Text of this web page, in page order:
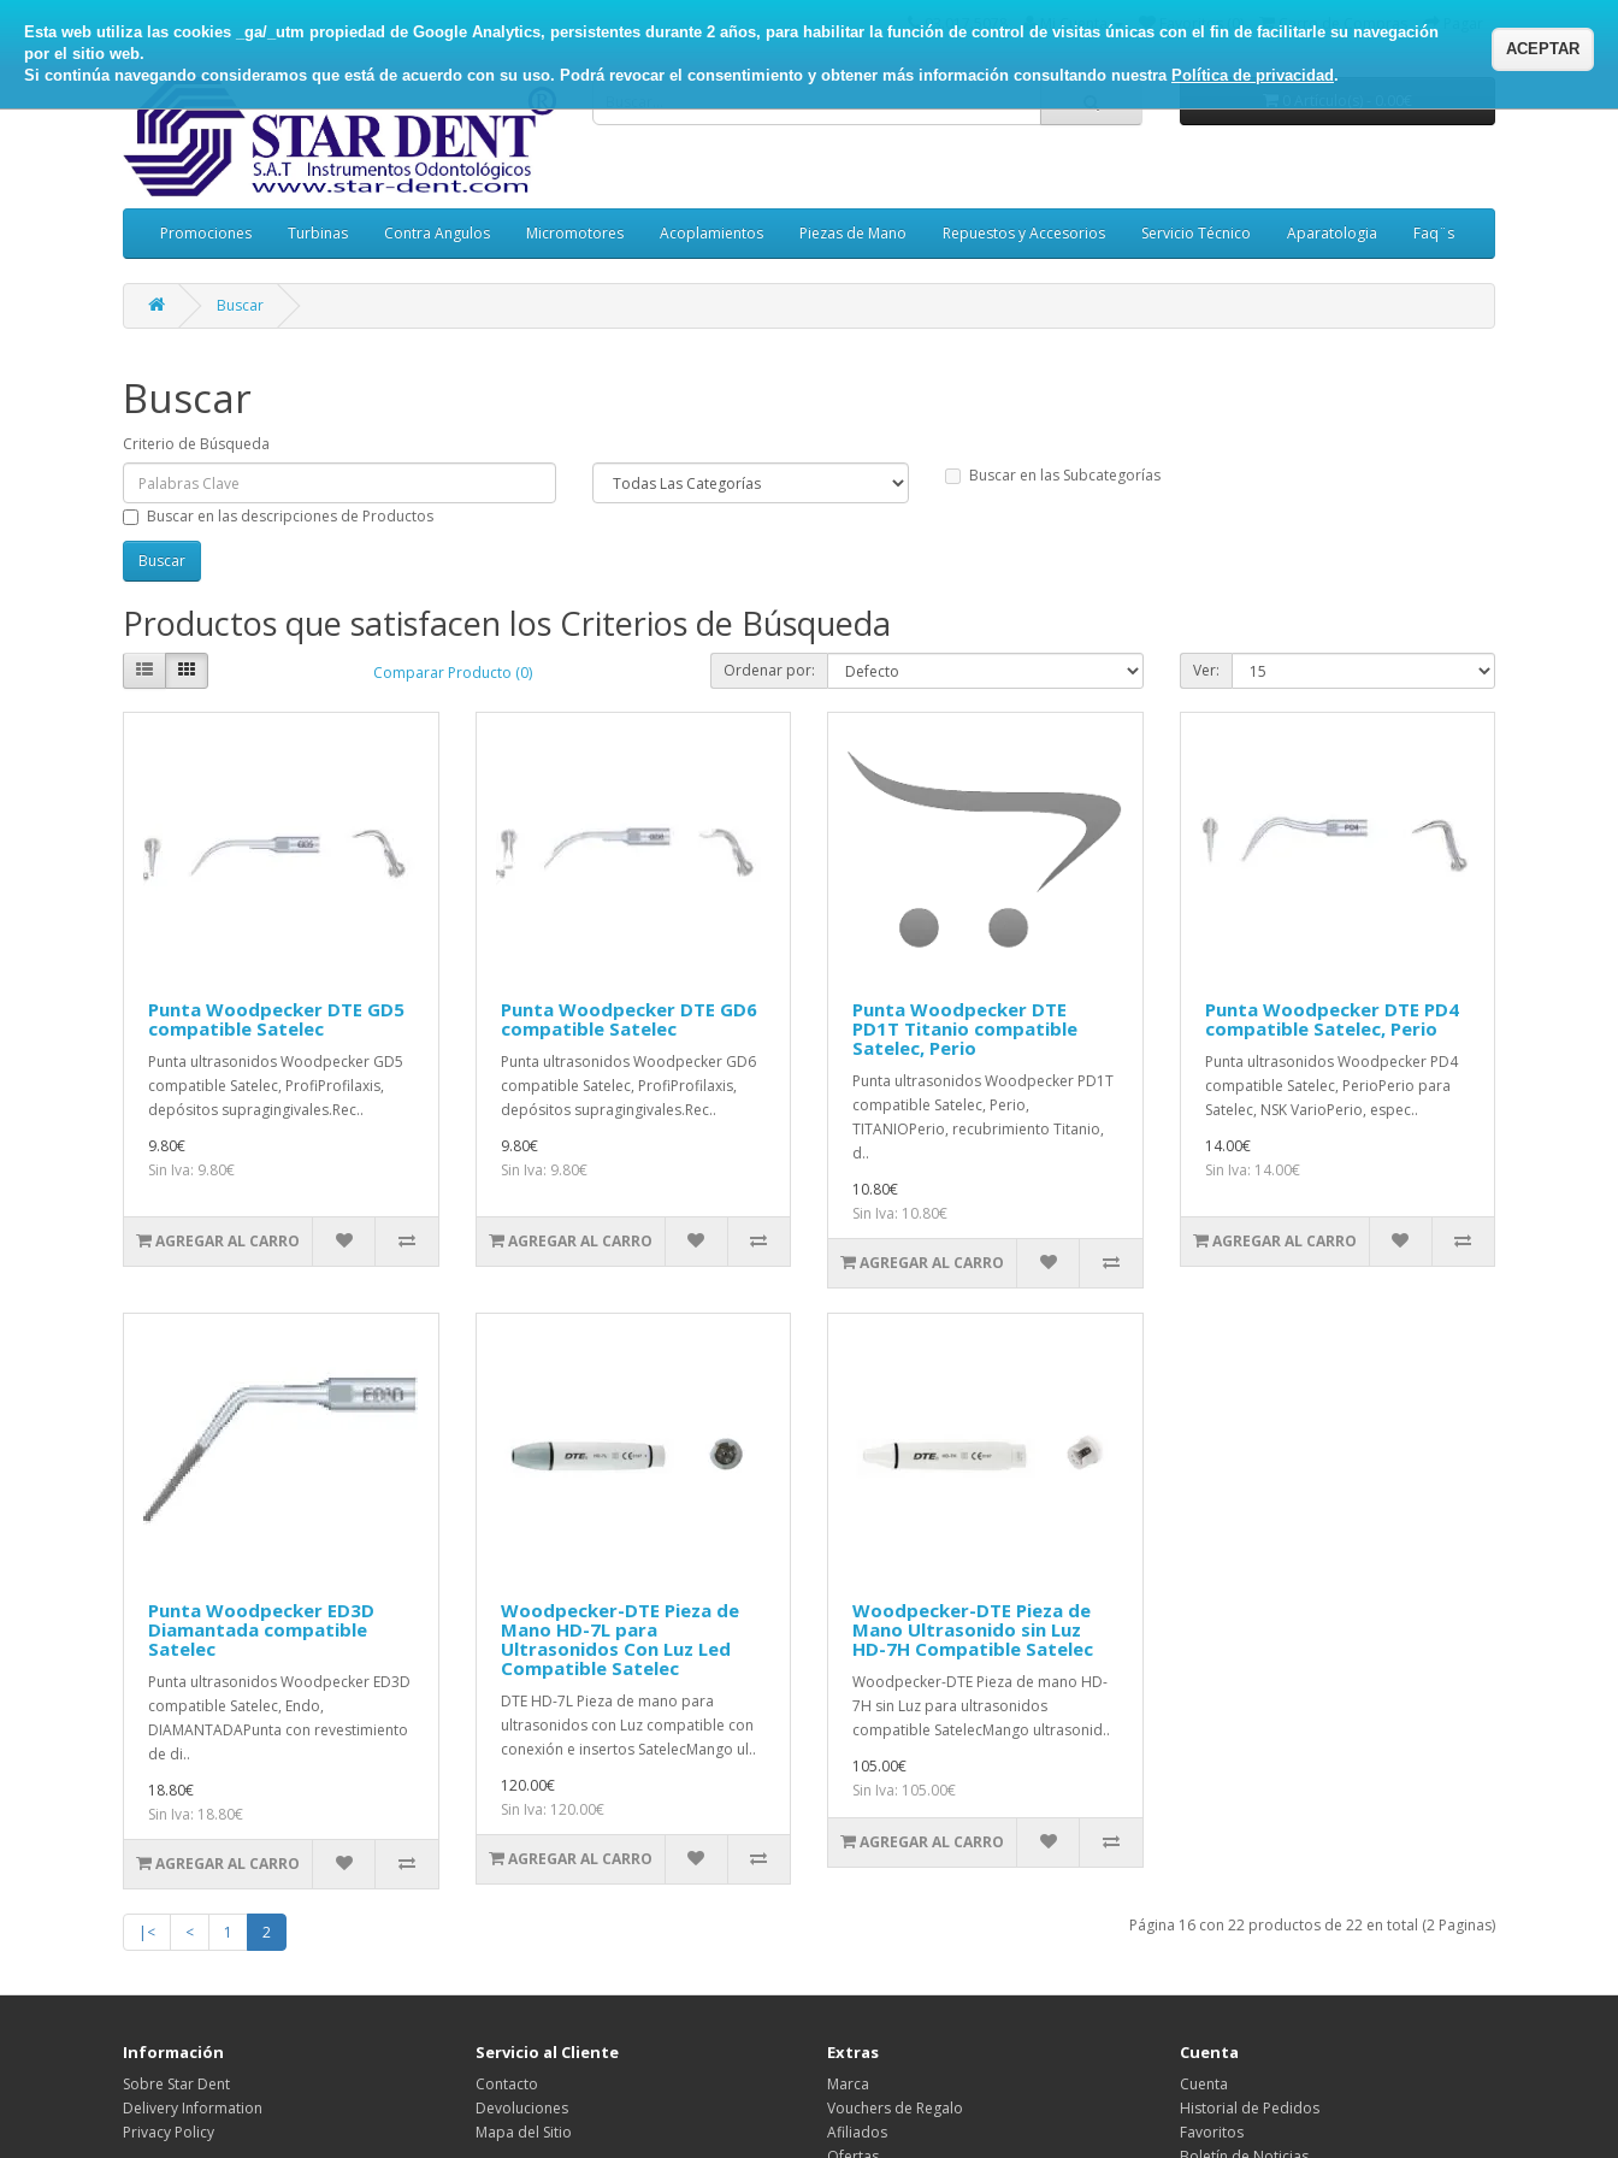
Esta web utiliza las cookies _ga/_utm propiedad de Google Analytics, persistentes durante 2 años, para habilitar la función de control de visitas únicas con el fin de facilitarle su navegación
por el sitio web.
Si continúa navegando consideramos que está de acuerdo con su uso. Podrá revocar el consentimiento y obtener más información consultando nuestra Política de privacidad.
ACEPTAR
93.017.5078 Mi Cuenta Favoritos (0) Carro de Compras
Promociones Turbinas Contra Angulos Micromotores Acoplamientos Piezas de Mano Repuestos y Accesorios Servicio Técnico Aparatologia Faq¨s
Buscar
Buscar
Criterio de Búsqueda
Buscar en las Subcategorías
Buscar en las descripciones de Productos
Productos que satisfacen los Criterios de Búsqueda
Comparar Producto (0) Ordenar por: Ver:
Punta Woodpecker DTE GD5
compatible Satelec
Punta ultrasonidos Woodpecker GD5
compatible Satelec, ProfiProfilaxis,
depósitos supragingivales.Rec..
9.80€
Sin Iva: 9.80€
AGREGAR AL CARRO
Punta Woodpecker DTE GD6
compatible Satelec
Punta ultrasonidos Woodpecker GD6
compatible Satelec, ProfiProfilaxis,
depósitos supragingivales.Rec..
9.80€
Sin Iva: 9.80€
AGREGAR AL CARRO
Punta Woodpecker DTE
PD1T Titanio compatible
Satelec, Perio
Punta ultrasonidos Woodpecker PD1T
compatible Satelec, Perio,
TITANIOPerio, recubrimiento Titanio,
d..
10.80€
Sin Iva: 10.80€
AGREGAR AL CARRO
Punta Woodpecker DTE PD4
compatible Satelec, Perio
Punta ultrasonidos Woodpecker PD4
compatible Satelec, PerioPerio para
Satelec, NSK VarioPerio, espec..
14.00€
Sin Iva: 14.00€
AGREGAR AL CARRO
Punta Woodpecker ED3D
Diamantada compatible
Satelec
Punta ultrasonidos Woodpecker ED3D
compatible Satelec, Endo,
DIAMANTADAPunta con revestimiento
de di..
18.80€
Sin Iva: 18.80€
AGREGAR AL CARRO
Woodpecker-DTE Pieza de
Mano HD-7L para
Ultrasonidos Con Luz Led
Compatible Satelec
DTE HD-7L Pieza de mano para
ultrasonidos con Luz compatible con
conexión e insertos SatelecMango ul..
120.00€
Sin Iva: 120.00€
AGREGAR AL CARRO
Woodpecker-DTE Pieza de
Mano Ultrasonido sin Luz
HD-7H Compatible Satelec
Woodpecker-DTE Pieza de mano HD-
7H sin Luz para ultrasonidos
compatible SatelecMango ultrasonid..
105.00€
Sin Iva: 105.00€
AGREGAR AL CARRO
|< < 1 2 Página 16 con 22 productos de 22 en total (2 Paginas)
Información
Sobre Star Dent
Delivery Information
Privacy Policy
Servicio al Cliente
Contacto
Devoluciones
Mapa del Sitio
Extras
Marca
Vouchers de Regalo
Afiliados
Cuenta
Cuenta
Historial de Pedidos
Favoritos